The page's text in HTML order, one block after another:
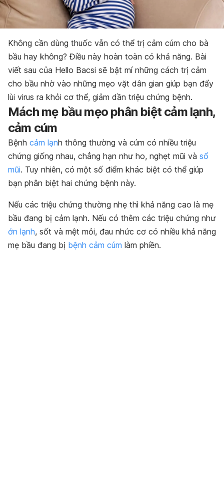
Không cần dùng thuốc vẫn có thể trị cảm cúm cho bà
bầu hay không? Điều này hoàn toàn có khả năng. Bài
viết sau của Hello Bacsi sẽ bật mí những cách trị cảm
cho bầu nhờ vào những mẹo vặt dân gian giúp bạn đẩy
lùi virus ra khỏi cơ thể, giảm dần triệu chứng bệnh.
Mách mẹ bầu mẹo phân biệt cảm lạnh,
cảm cúm
Bệnh cảm lạnh thông thường và cúm có nhiều triệu
chứng giống nhau, chẳng hạn như ho, nghẹt mũi và sổ
mũi. Tuy nhiên, có một số điểm khác biệt có thể giúp
bạn phân biệt hai chứng bệnh này.
Nếu các triệu chứng thường nhẹ thì khả năng cao là mẹ
bầu đang bị cảm lạnh. Nếu có thêm các triệu chứng như
ớn lạnh, sốt và mệt mỏi, đau nhức cơ có nhiều khả năng
mẹ bầu đang bị bệnh cảm cúm làm phiền.